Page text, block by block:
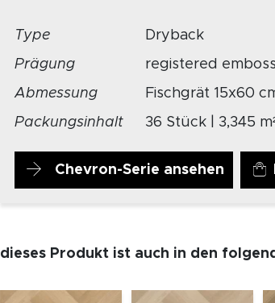
Type
Dryback
Prägung
registered
Abmessung
Fischgrät 15x60
Packungsinhalt
36 Stück | 3,345
Chevron-Serie ansehen
dieses Produkt ist auch in den